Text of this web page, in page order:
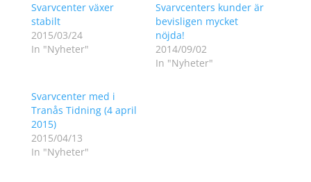
Svarvcenter växer
stabilt
2015/03/24
In "Nyheter"
Svarvcenters kunder är
bevisligen mycket
nöjda!
2014/09/02
In "Nyheter"
Svarvcenter med i
Tranås Tidning (4 april
2015)
2015/04/13
In "Nyheter"